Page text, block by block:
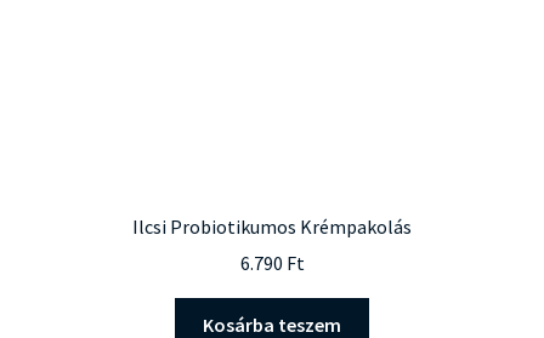
Ilcsi Probiotikumos Krémpakolás
6.790 Ft
Kosárba teszem